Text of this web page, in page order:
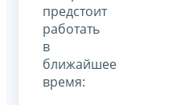
предстоит
работать
в
ближайшее
время: